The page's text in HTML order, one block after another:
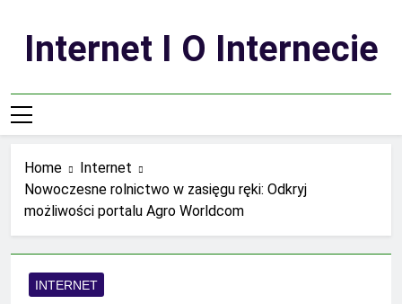
contentInternet I O Internecie
Home
Internet
Nowoczesne rolnictwo w zasięgu ręki: Odkryj
możliwości portalu Agro Worldcom
INTERNET